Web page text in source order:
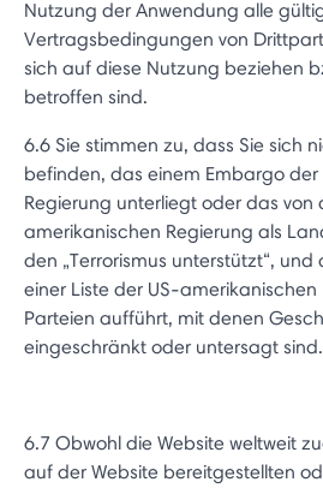
Nutzung der Anwendung alle
Vertragsbedingungen von
sich auf diese Nutzung beziehen
betroffen sind.
6.6 Sie stimmen zu, dass Sie sich
befinden, das einem Embargo
Regierung unterliegt oder das von
amerikanischen Regierung als
den „Terrorismus unterstützt“,
einer Liste der US-
Parteien aufführt, mit denen
eingeschränkt oder untersagt sind.
6.7 Obwohl die Website weltweit
auf der Website bereitgestellten